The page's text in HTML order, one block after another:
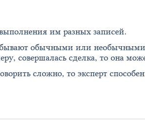
им разных записей.
обычными или необычными
совершалась сделка, то она
сложно, то эксперт